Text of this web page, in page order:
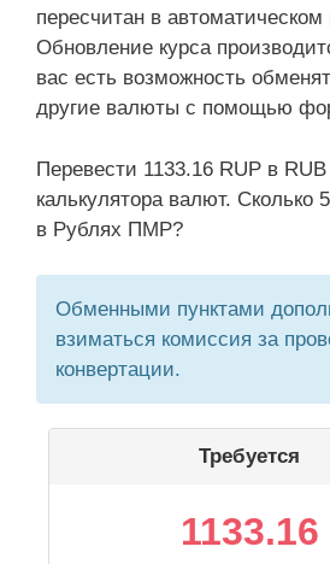
пересчитан в
Обновление курса
вас есть возможность
другие валюты с помощью
Перевести 1133.16 RUP в
калькулятора валют. Сколько
в Рублях ПМР?
Обменными пунктами
взиматься комиссия за
конвертации.
Требуется
1133.16